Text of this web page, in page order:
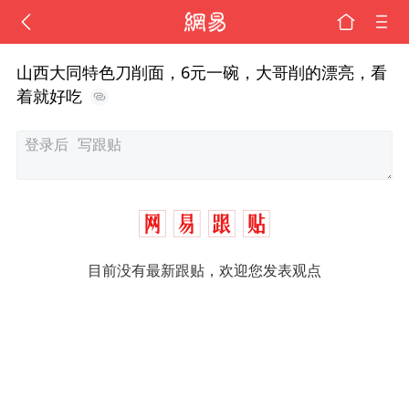
山西大同特色刀削面，6元一碗，大哥削的漂亮，看
着就好吃
目前没有最新跟贴，欢迎您发表观点